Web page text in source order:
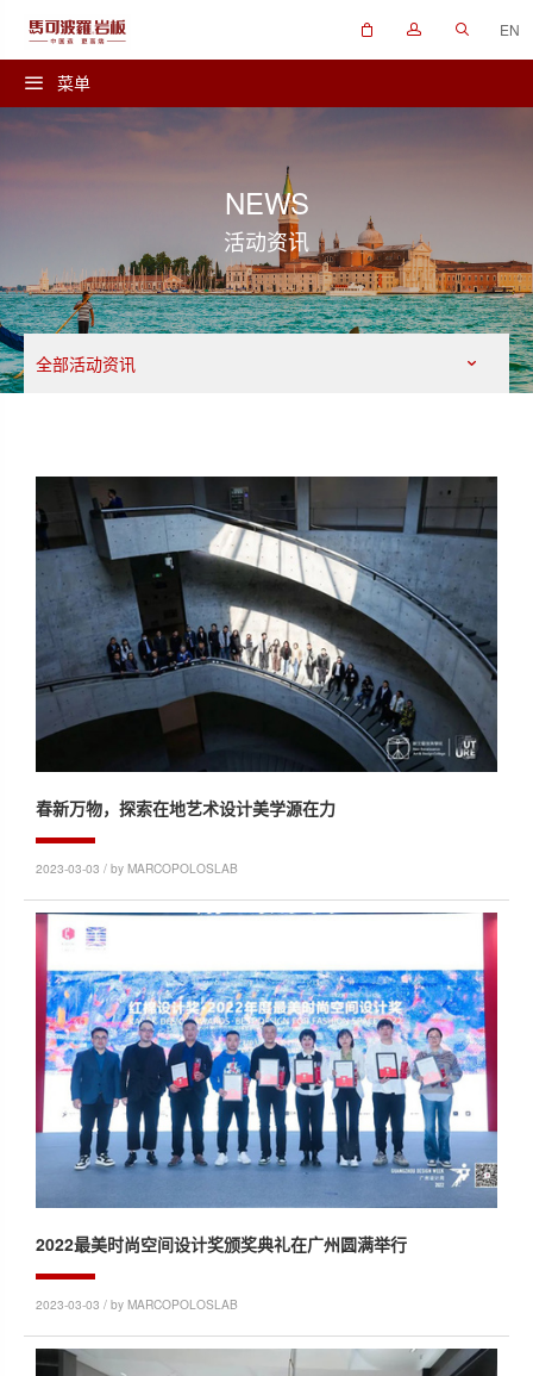
菜单
EN
NEWS
活动资讯
全部活动资讯
春新万物，探索在地艺术设计美学源在力
2023-03-03 / by MARCOPOLOSLAB
2022最美时尚空间设计奖颁奖典礼在广州圆满举行
2023-03-03 / by MARCOPOLOSLAB